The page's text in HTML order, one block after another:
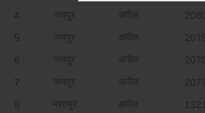
4 जयपुर अपील
5 जयपुर अपील
6 जयपुर अपील
7 जयपुर अपील
8 भरतपुर अपील 1321